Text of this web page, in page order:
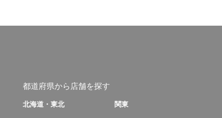
都道府県から店舗を探す
北海道・東北 関東